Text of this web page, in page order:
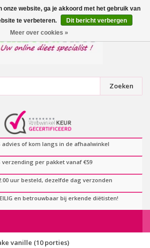
Zoeken
advies of kom langs in de afhaalwinkel
verzending per pakket vanaf €59
uur besteld, dezelfde dag verzonden
en betrouwbaar bij erkende diëtisten!
vanille (10 porties)
onze website, ga je akkoord met het gebruik van
te verbeteren.
Dit bericht verbergen
Meer over cookies »